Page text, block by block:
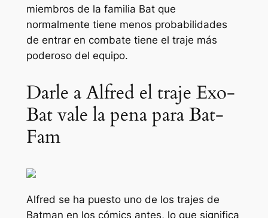
miembros de la familia Bat que
normalmente tiene menos probabilidades
de entrar en combate tiene el traje más
poderoso del equipo.
Darle a Alfred el traje Exo-
Bat vale la pena para Bat-
Fam
Alfred se ha puesto uno de los trajes de
Batman en los cómics antes, lo que significa